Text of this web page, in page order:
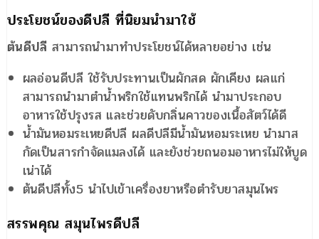
ประโยชน์ของดีปลี ที่นิยมนำมาใช้
ต้นดีปลี สามารถนำมาทำประโยชน์ได้หลายอย่าง เช่น
ผลอ่อนดีปลี ใช้รับประทานเป็นผักสด ผักเคียง ผลแก่
สามารถนำมาตำน้ำพริกใช้แทนพริกได้ นำมาประกอบ
อาหารใช้ปรุงรส และช่วยดับกลิ่นคาวของเนื้อสัตว์ได้ดี
น้ำมันหอมระเหยดีปลี ผลดีปลีมีน้ำมันหอมระเหย นำมาส
กัดเป็นสารกำจัดแมลงได้ และยังช่วยถนอมอาหารไม่ให้บูด
เน่าได้
ต้นดีปลีทั้ง5 นำไปเข้าเครื่องยาหรือตำรับยาสมุนไพร
สรรพคุณ สมุนไพรดีปลี